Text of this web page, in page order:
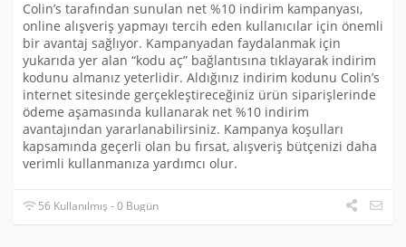
Colin’s tarafından sunulan net %10 indirim kampanyası,
online alışveriş yapmayı tercih eden kullanıcılar için önemli
bir avantaj sağlıyor. Kampanyadan faydalanmak için
yukarıda yer alan “kodu aç” bağlantısına tıklayarak indirim
kodunu almanız yeterlidir. Aldığınız indirim kodunu Colin’s
internet sitesinde gerçekleştireceğiniz ürün siparişlerinde
ödeme aşamasında kullanarak net %10 indirim
avantajından yararlanabilirsiniz. Kampanya koşulları
kapsamında geçerli olan bu fırsat, alışveriş bütçenizi daha
verimli kullanmanıza yardımcı olur.
56 Kullanılmış - 0 Bugün